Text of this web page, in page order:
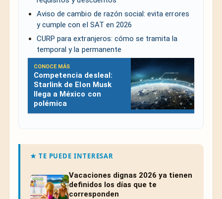
Aviso de cambio de razón social: evita errores
y cumple con el SAT en 2026
CURP para extranjeros: cómo se tramita la
temporal y la permanente
CONOCE MÁS
Competencia desleal:
Starlink de Elon Musk
llega a México con
polémica
★ TE PUEDE INTERESAR
Vacaciones dignas 2026 ya tienen
definidos los días que te
corresponden